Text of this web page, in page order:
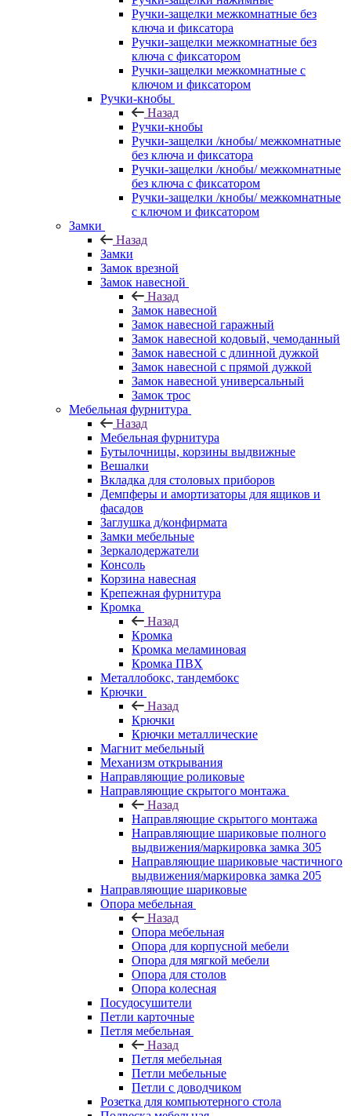
Ручки-защелки межкомнатные без
ключа и фиксатора
Ручки-защелки межкомнатные без
ключа с фиксатором
Ручки-защелки межкомнатные с
ключом и фиксатором
Ручки-кнобы
Назад
Ручки-кнобы
Ручки-защелки /кнобы/ межкомнатные
без ключа и фиксатора
Ручки-защелки /кнобы/ межкомнатные
без ключа с фиксатором
Ручки-защелки /кнобы/ межкомнатные
с ключом и фиксатором
Замки
Назад
Замки
Замок врезной
Замок навесной
Назад
Замок навесной
Замок навесной гаражный
Замок навесной кодовый, чемоданный
Замок навесной с длинной дужкой
Замок навесной с прямой дужкой
Замок навесной универсальный
Замок трос
Мебельная фурнитура
Назад
Мебельная фурнитура
Бутылочницы, корзины выдвижные
Вешалки
Вкладка для столовых приборов
Демпферы и амортизаторы для ящиков и
фасадов
Заглушка д/конфирмата
Замки мебельные
Зеркалодержатели
Консоль
Корзина навесная
Крепежная фурнитура
Кромка
Назад
Кромка
Кромка меламиновая
Кромка ПВХ
Металлобокс, тандембокс
Крючки
Назад
Крючки
Крючки металлические
Магнит мебельный
Механизм открывания
Направляющие роликовые
Направляющие скрытого монтажа
Назад
Направляющие скрытого монтажа
Направляющие шариковые полного
выдвижения/маркировка замка 305
Направляющие шариковые частичного
выдвижения/маркировка замка 205
Направляющие шариковые
Опора мебельная
Назад
Опора мебельная
Опора для корпусной мебели
Опора для мягкой мебели
Опора для столов
Опора колесная
Посудосушители
Петли карточные
Петля мебельная
Назад
Петля мебельная
Петли мебельные
Петли с доводчиком
Розетка для компьютерного стола